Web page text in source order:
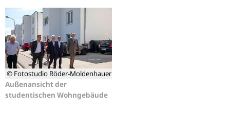
© Fotostudio Röder-Moldenhauer
Außenansicht der
studentischen Wohngebäude